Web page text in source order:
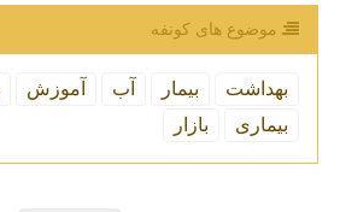
موضوع های كونفه
بهداشت بیمار آب آموزش
بیماری
بازار